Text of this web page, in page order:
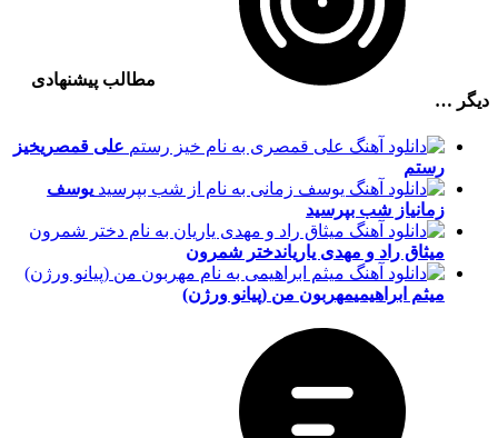
مطالب پیشنهادی
دیگر …
علی قمصریخیز
رستم
یوسف
زمانیاز شب بپرسید
میثاق راد و مهدی یاریاندختر شمرون
میثم ابراهیمیمهربون من (پیانو ورژن)